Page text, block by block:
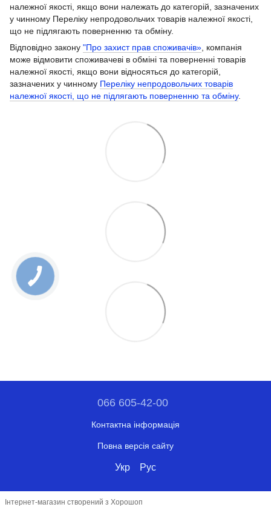
належної якості, якщо вони належать до категорій, зазначених
у чинному Переліку непродовольчих товарів належної якості,
що не підлягають поверненню та обміну.
Відповідно закону "Про захист прав споживачів» , компанія
може відмовити споживачеві в обміні та поверненні товарів
належної якості, якщо вони відносяться до категорій,
зазначених у чинному Переліку непродовольчих товарів
належної якості, що не підлягають поверненню та обміну.
066 605-42-00
Контактна інформація
Повна версія сайту
Укр Рус
Інтернет-магазин створений з Хорошоп